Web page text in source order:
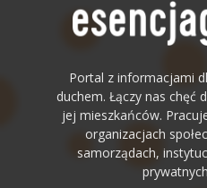
Portal z informacjami
duchem. Łączy nas chęć
jej mieszkańców.
organizacjach
samorządach,